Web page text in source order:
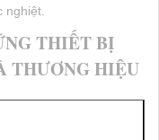
nghiệt.
THIẾT BỊ
THƯƠNG HIỆU